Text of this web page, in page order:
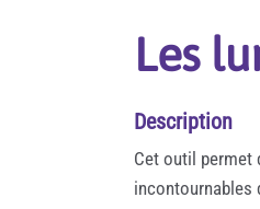
Les
Description
Cet outil permet
incontournables